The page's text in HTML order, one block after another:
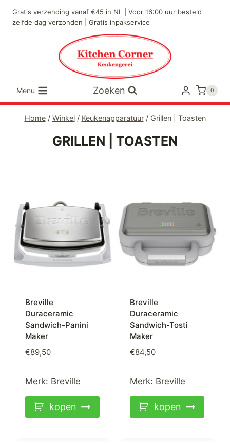
naar
Gratis verzending vanaf €45 in NL | Voor 16:00 uur besteld
zelfde dag verzonden | Gratis inpakservice
Menu Zoeken 0
Home / Winkel / Keukenapparatuur / Grillen | Toasten
GRILLEN | TOASTEN
Breville
Duraceramic
Sandwich-Panini
Maker
€89,50
Merk: Breville
kopen
Breville
Duraceramic
Sandwich-Tosti
Maker
€84,50
Merk: Breville
kopen